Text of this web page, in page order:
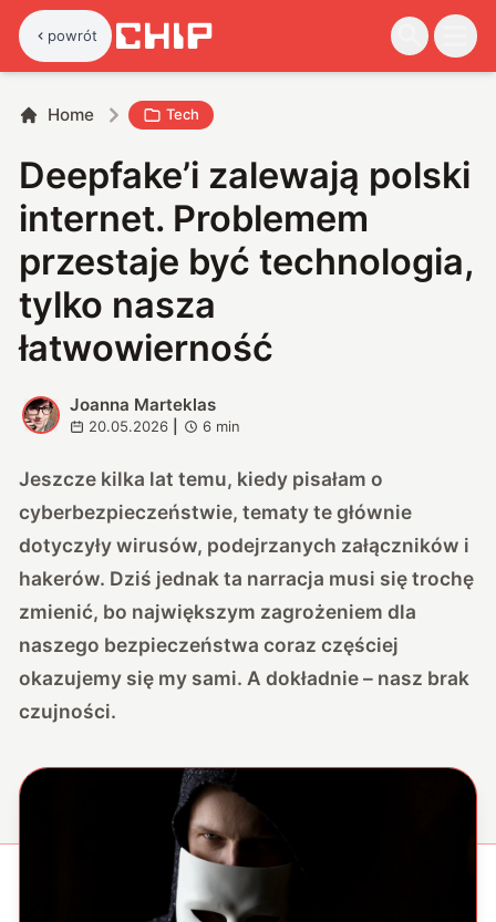
powrót
Home Tech
Deepfake’i zalewają polski
internet. Problemem
przestaje być technologia,
tylko nasza
łatwowierność
J
Joanna Marteklas
20.05.2026 6 min
Jeszcze kilka lat temu, kiedy pisałam o
cyberbezpieczeństwie, tematy te głównie
dotyczyły wirusów, podejrzanych załączników i
hakerów. Dziś jednak ta narracja musi się trochę
zmienić, bo największym zagrożeniem dla
naszego bezpieczeństwa coraz częściej
okazujemy się my sami. A dokładnie – nasz brak
czujności.